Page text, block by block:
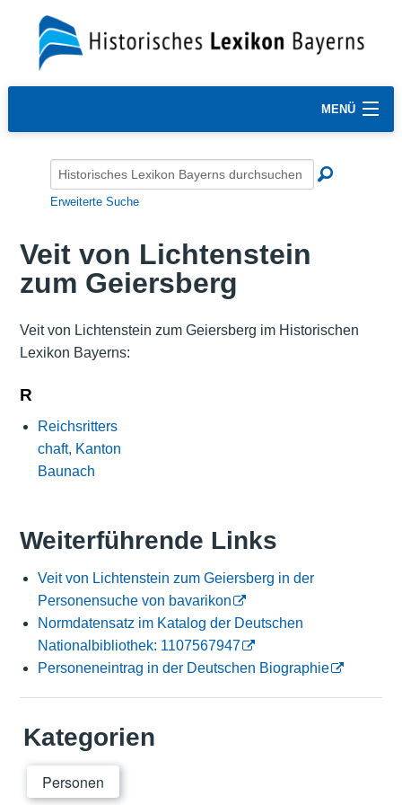
MENÜ
Erweiterte Suche
Veit von Lichtenstein
zum Geiersberg
Veit von Lichtenstein zum Geiersberg im Historischen
Lexikon Bayerns:
R
Reichsritters
chaft, Kanton
Baunach
Weiterführende Links
Veit von Lichtenstein zum Geiersberg in der
Personensuche von bavarikon
Normdatensatz im Katalog der Deutschen
Nationalbibliothek: 1107567947
Personeneintrag in der Deutschen Biographie
Kategorien
Personen